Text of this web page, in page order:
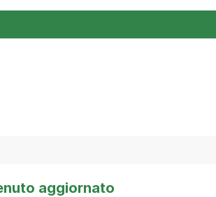
aggiornato